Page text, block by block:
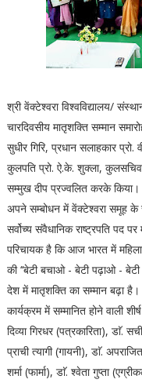
श्री वेंक्टेश्वरा विश्वविद्यालय/
चारदिवसीय मातृशक्ति सम्मान
सुधीर गिरि, प्रधान सलाहकार प्रो.
कुलपति प्रो. ऐ.के. शुक्ला, कुलसचिव
सम्मुख दीप प्रज्वलित करके किया।
अपने सम्बोधन में वेंक्टेश्वरा समूह के
सर्वोच्य संवैधानिक राष्ट्रपति पद
परिचायक है कि आज भारत में
की ‘‘बेटी बचाओ - बेटी पढ़ाओ -
देश में मातृशक्ति का सम्मान बढ़ा है।
कार्यक्रम में सम्मानित होने वाली
दिव्या गिरधर (पत्रकारिता), डाॅ.
प्राची त्यागी (गायनी), डाॅ.
शर्मा (फार्मा), डाॅ. श्वेता गुप्ता